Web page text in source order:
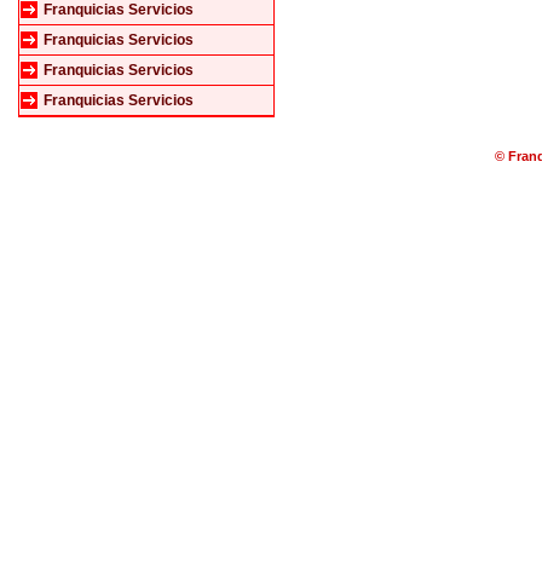
Franquicias Servicios
Franquicias Servicios
Franquicias Servicios
Franquicias Servicios
©